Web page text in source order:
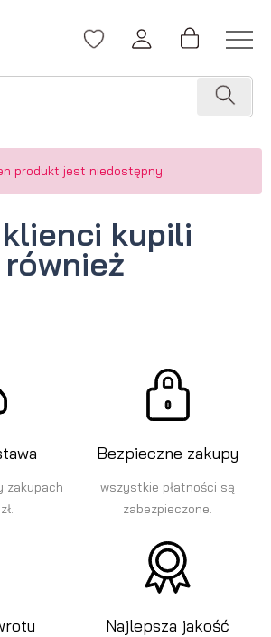
produkt jest niedostępny.
kupili
również
zakupach
Bezpieczne zakupy
wszystkie płatności są
zabezpieczone.
Najlepsza jakość